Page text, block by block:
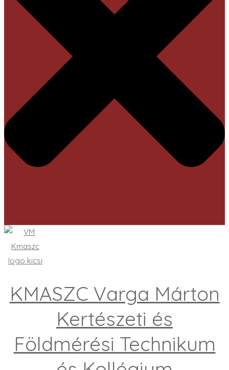
KMASZC Varga Márton
Kertészeti és
Földmérési Technikum